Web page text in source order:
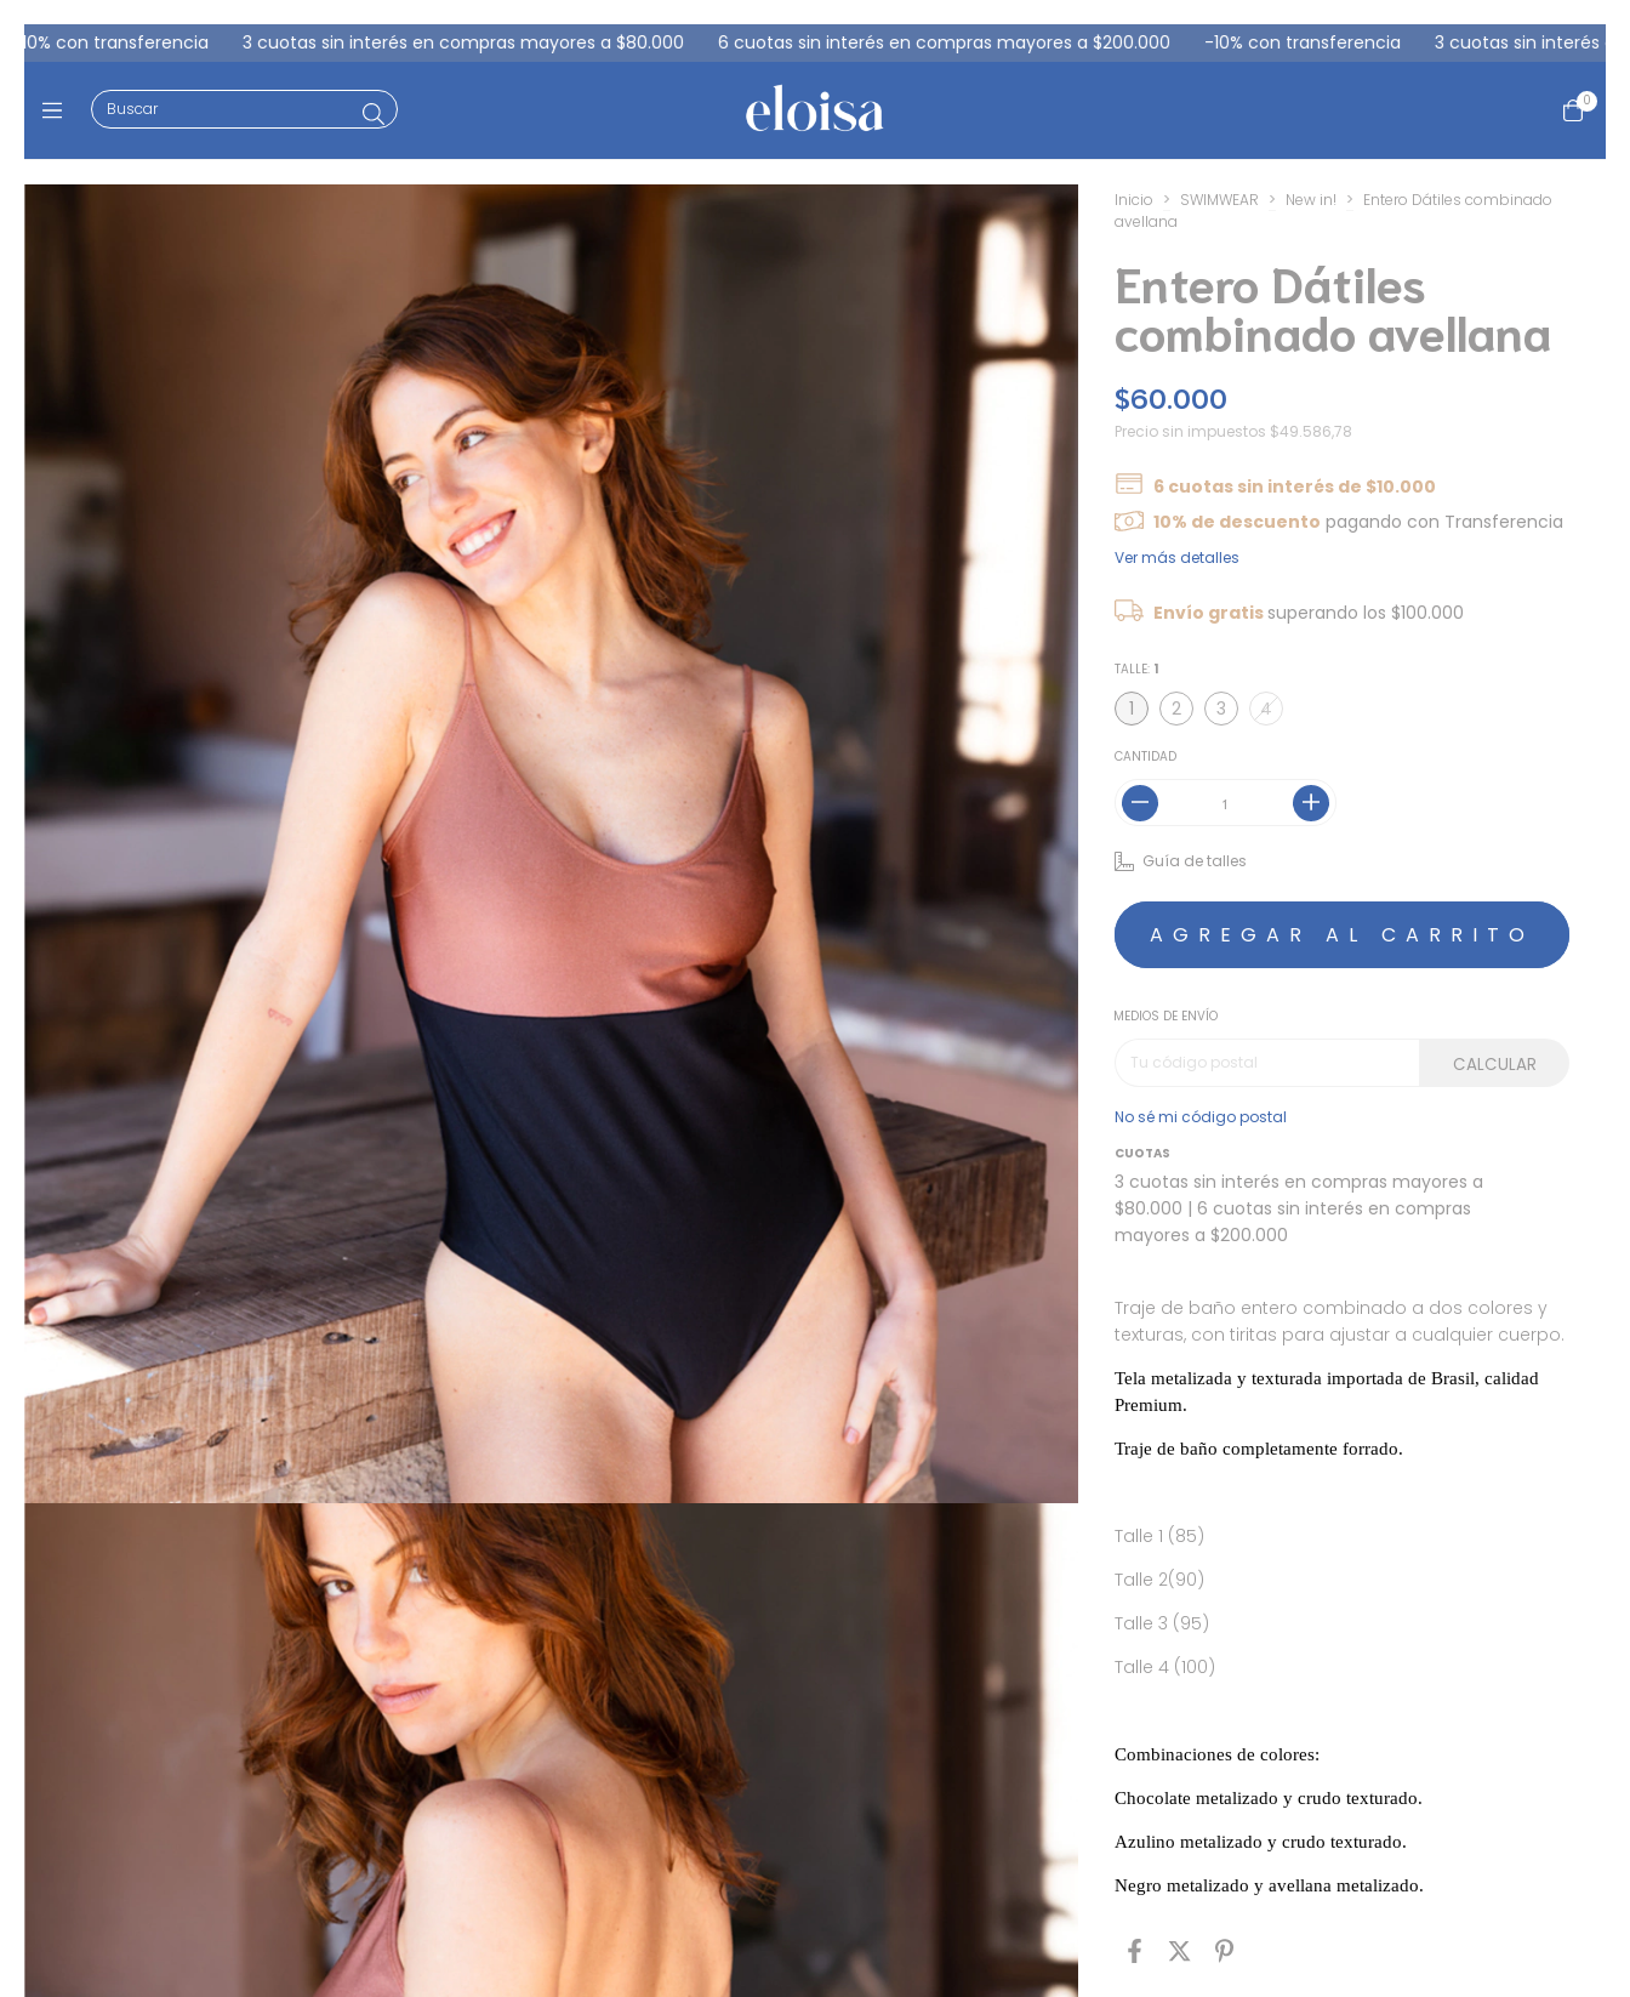
en compras mayores a $80.000 6 cuotas sin interés en compras mayores a $200.000 -10% con transferencia 3 cuotas sin interés en compras mayores a $80.000 6
0
Inicio > SWIMWEAR > New in! > Entero Dátiles combinado
avellana
Entero Dátiles
combinado avellana
$60.000
Precio sin impuestos $49.586,78
6 cuotas sin interés de $10.000
10% de descuento pagando con Transferencia
Ver más detalles
Envío gratis superando los $100.000
TALLE: 1
1 2 3 4
CANTIDAD
Guía de talles
MEDIOS DE ENVÍO
CALCULAR
No sé mi código postal
CUOTAS
3 cuotas sin interés en compras mayores a
$80.000 | 6 cuotas sin interés en compras
mayores a $200.000
Traje de baño entero combinado a dos colores y
texturas, con tiritas para ajustar a cualquier cuerpo.
Tela metalizada y texturada importada de Brasil, calidad
Premium.
Traje de baño completamente forrado.
Talle 1 (85)
Talle 2(90)
Talle 3 (95)
Talle 4 (100)
Combinaciones de colores:
Chocolate metalizado y crudo texturado.
Azulino metalizado y crudo texturado.
Negro metalizado y avellana metalizado.